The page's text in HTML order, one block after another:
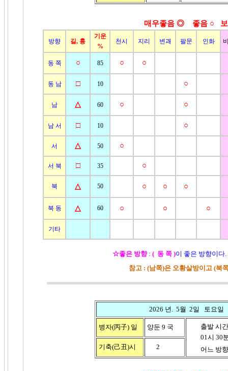
매우좋음 ◎ 좋음 ○
방향 길, 흉
기운
%
천시 지리 변괘 팔문 인화
동 쪽 ○ 85 ○ ○
동 남 □ 10 ○
남 △ 60 ○ ○
남 서 □ 10 ○
서 △ 50 ○
서 북 □ 35 ○
북 △ 50 ○ ○ ○
북 동 △ 60 ○ ○ ○
기타
☆좋은 방향 : ( 동 쪽 )이 좋은 방향이다.
참고 : (남쪽)은 오황살방이고 (북
2026 년. 5월 2일 토요일
병자(丙子) 일 양둔 9 국
출발 시간
01시 30분
어느 방향
기축(己丑)시 2